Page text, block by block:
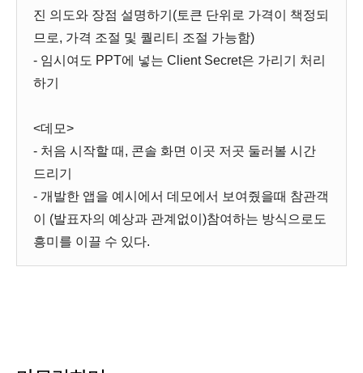
진 의도와 장점 설명하기(토큰 단위로 가격이 책정되
므로, 가격 조절 및 퀄리티 조절 가능함)
- 임시여도 PPT에 넣는 Client Secret은 가리기 처리
하기
<데모>
- 처음 시작할 때, 콘솔 화면 이곳 저곳 둘러볼 시간
드리기
- 개발한 앱을 예시에서 데모에서 보여줬을때 참관객
이 (발표자의 예상과 관계없이)참여하는 방식으로도
흥미를 이끌 수 있다.